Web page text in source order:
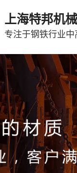
上海特邦机
专注于钢铁行业